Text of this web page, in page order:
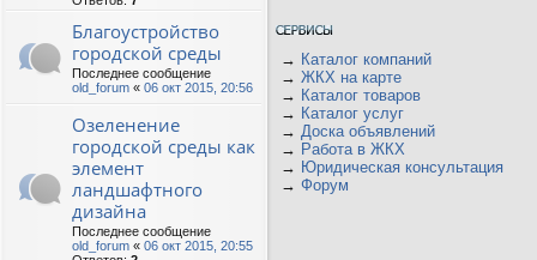
Благоустройство
городской среды
Последнее сообщение
old_forum « 06 окт 2015, 20:56
Озеленение
городской среды как
элемент
ландшафтного
дизайна
Последнее сообщение
old_forum « 06 окт 2015, 20:55
→ Каталог компаний
→ ЖКХ на карте
→ Каталог товаров
→ Каталог услуг
→ Доска объявлений
→ Работа в ЖКХ
→ Юридическая консультация
→ Форум